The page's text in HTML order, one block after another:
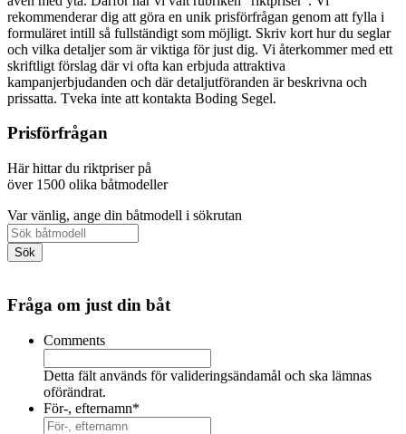
rekommenderar dig att göra en unik prisförfrågan genom att fylla i
formuläret intill så fullständigt som möjligt. Skriv kort hur du seglar
och vilka detaljer som är viktiga för just dig. Vi återkommer med ett
skriftligt förslag där vi ofta kan erbjuda attraktiva
kampanjerbjudanden och där detaljutföranden är beskrivna och
prissatta. Tveka inte att kontakta Boding Segel.
Prisförfrågan
Här hittar du riktpriser på
över 1500 olika båtmodeller
Var vänlig, ange din båtmodell i sökrutan
Fråga om just din båt
Comments
Detta fält används för valideringsändamål och ska lämnas
oförändrat.
För-, efternamn*